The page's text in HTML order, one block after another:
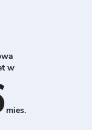
w
mies.